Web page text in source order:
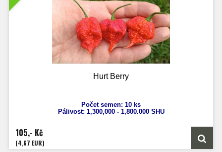
Hurt Berry
Počet semen: 10 ks
Pálivost: 1,300,000 - 1,800.000SHU
Capsicum Chinense
105,- Kč
(4,67 EUR)